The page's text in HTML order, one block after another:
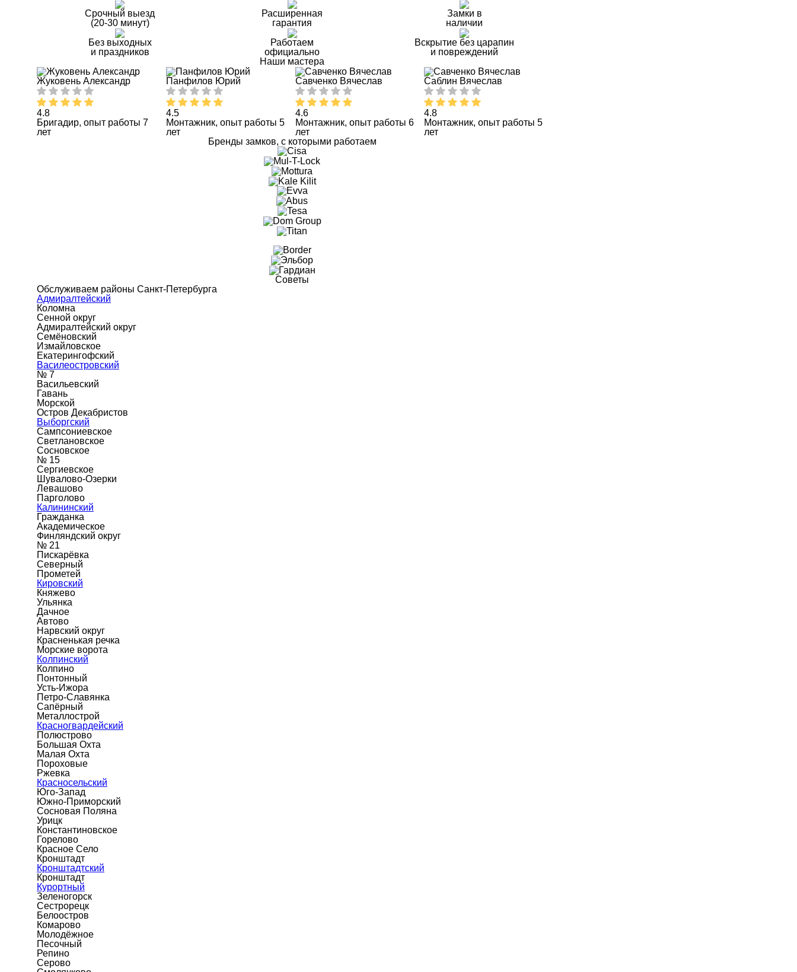
Срочный выезд
(20-30 минут)
Расширенная
гарантия
Замки в
наличии
Без выходных
и праздников
Работаем
официально
Вскрытие без царапин
и повреждений
Наши мастера
Жуковень Александр
4.8
Бригадир, опыт работы 7
лет
Панфилов Юрий
4.5
Монтажник, опыт работы 5
лет
Савченко Вячеслав
4.6
Монтажник, опыт работы 6
лет
Саблин Вячеслав
4.8
Монтажник, опыт работы 5
лет
Бренды замков, с которыми работаем
Советы
Обслуживаем районы Санкт-Петербурга
Адмиралтейский
Коломна
Сенной округ
Адмиралтейский округ
Семёновский
Измайловское
Екатерингофский
Василеостровский
№ 7
Васильевский
Гавань
Морской
Остров Декабристов
Выборгский
Сампсониевское
Светлановское
Сосновское
№ 15
Сергиевское
Шувалово-Озерки
Левашово
Парголово
Калининский
Гражданка
Академическое
Финляндский округ
№ 21
Пискарёвка
Северный
Прометей
Кировский
Княжево
Ульянка
Дачное
Автово
Нарвский округ
Красненькая речка
Морские ворота
Колпинский
Колпино
Понтонный
Усть-Ижора
Петро-Славянка
Сапёрный
Металлострой
Красногвардейский
Полюстрово
Большая Охта
Малая Охта
Пороховые
Ржевка
Красносельский
Юго-Запад
Южно-Приморский
Сосновая Поляна
Урицк
Константиновское
Горелово
Красное Село
Кронштадт
Кронштадтский
Кронштадт
Курортный
Зеленогорск
Сестрорецк
Белоостров
Комарово
Молодёжное
Песочный
Репино
Серово